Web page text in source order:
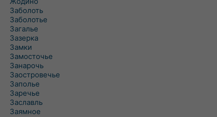
Заболоть
Заболотье
Загалье
Зазерка
Замки
Замосточье
Занарочь
Заостровечье
Заполье
Заречье
Заславль
Заямное